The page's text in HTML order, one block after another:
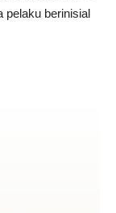
pelaku berinisial